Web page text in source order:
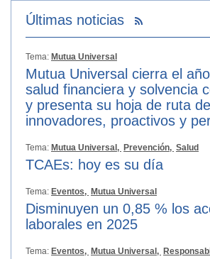
Últimas noticias
Tema: Mutua Universal
Mutua Universal cierra el
salud financiera y solvencia
y presenta su hoja de ruta
innovadores, proactivos y
Tema: Mutua Universal, Prevención, Salud
TCAEs: hoy es su día
Tema: Eventos, Mutua Universal
Disminuyen un 0,85 % los
laborales en 2025
Tema: Eventos, Mutua Universal, Responsabilidad